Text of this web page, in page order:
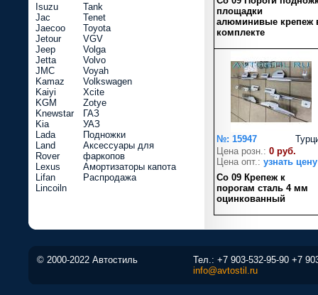
площадки
алюминивые крепеж
комплекте
№: 15947
Цена розн.: 0 руб.
Цена опт.: узнать цену
Co 09 Крепеж к
порогам сталь 4 мм
оцинкованный
Isuzu
Jac
Jaecoo
Jetour
Jeep
Jetta
JMC
Kamaz
Kaiyi
KGM
Knewstar
Kia
Lada
Land
Rover
Lexus
Lifan
Lincoiln
Tank
Tenet
Toyota
VGV
Volga
Volvo
Voyah
Volkswagen
Xcite
Zotye
ГАЗ
УАЗ
Подножки
Аксессуары для
фаркопов
Амортизаторы капота
Распродажа
© 2000-2022 Автостиль Тел.: +7 903-532-95-90 +7
info@avtostil.ru